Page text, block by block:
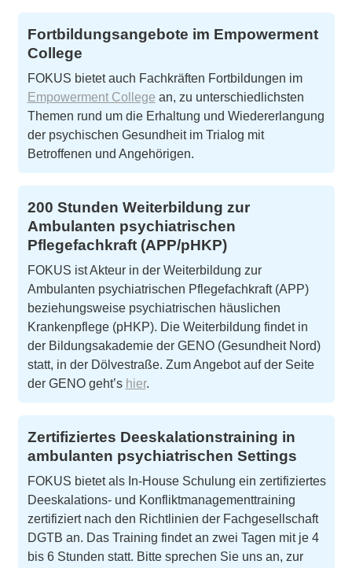
Fortbildungsangebote im Empowerment
College
FOKUS bietet auch Fachkräften Fortbildungen im
Empowerment College an, zu unterschiedlichsten
Themen rund um die Erhaltung und Wiedererlangung
der psychischen Gesundheit im Trialog mit
Betroffenen und Angehörigen.
200 Stunden Weiterbildung zur
Ambulanten psychiatrischen
Pflegefachkraft (APP/pHKP)
FOKUS ist Akteur in der Weiterbildung zur
Ambulanten psychiatrischen Pflegefachkraft (APP)
beziehungsweise psychiatrischen häuslichen
Krankenpflege (pHKP). Die Weiterbildung findet in
der Bildungsakademie der GENO (Gesundheit Nord)
statt, in der Dölvestraße. Zum Angebot auf der Seite
der GENO geht’s hier.
Zertifiziertes Deeskalationstraining in
ambulanten psychiatrischen Settings
FOKUS bietet als In-House Schulung ein zertifiziertes
Deeskalations- und Konfliktmanagementtraining
zertifiziert nach den Richtlinien der Fachgesellschaft
DGTB an. Das Training findet an zwei Tagen mit je 4
bis 6 Stunden statt. Bitte sprechen Sie uns an, zur